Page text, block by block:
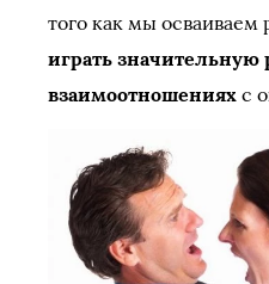
того как мы осваиваем
играть значительную
взаимоотношениях с